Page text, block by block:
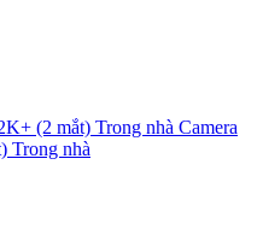
Camera
Trong nhà